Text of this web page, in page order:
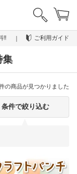
!! ご利用ガイド
集
の商品が見つかりました
条件で絞り込む